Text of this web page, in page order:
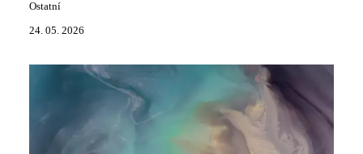
Ostatní
24. 05. 2026